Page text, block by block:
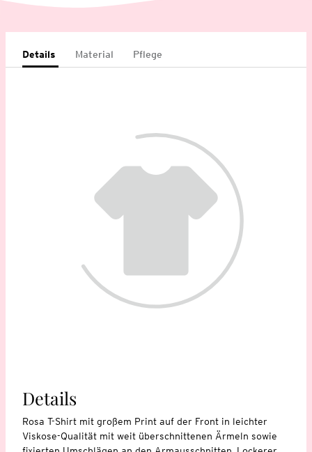
Details Material Pflege
Details
Rosa T-Shirt mit großem Print auf der Front in leichter
Viskose-Qualität mit weit überschnittenen Ärmeln sowie